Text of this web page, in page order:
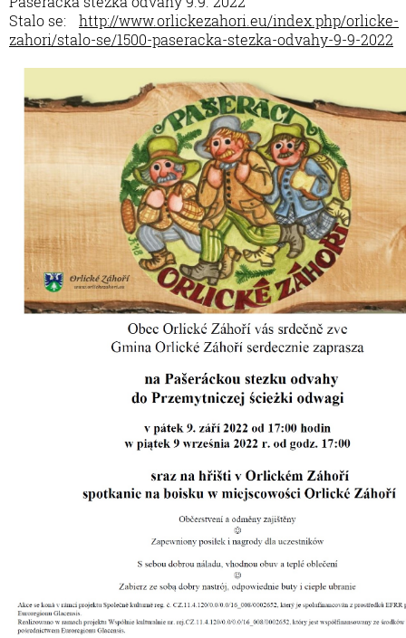
Stalo se:
http://www.orlickezahori.eu/index.php/orlicke-
zahori/stalo-se/1500-paseracka-stezka-odvahy-9-9-2022